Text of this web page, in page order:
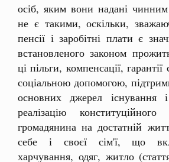
осіб, яким вони надані чинним
не є такими, оскільки,
пенсії і заробітні плати є
встановленого законом
ці пільги, компенсації,
соціальною допомогою,
основних джерел існування
реалізацію
громадянина на достатній
себе і своєї сім'ї, що
харчування, одяг, житло